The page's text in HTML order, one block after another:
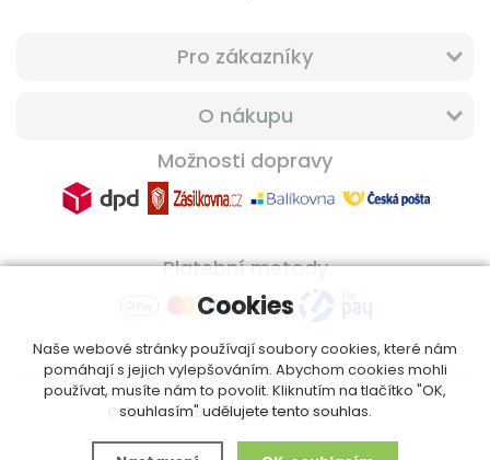
Pro zákazníky
O nákupu
Možnosti dopravy
Platební metody
© 2014 - 2026, ProfiDoplnkyStravy.cz
Cookies
Naše webové stránky používají soubory cookies, které nám
pomáhají s jejich vylepšováním. Abychom cookies mohli
používat, musíte nám to povolit. Kliknutím na tlačítko "OK,
souhlasím" udělujete tento souhlas.